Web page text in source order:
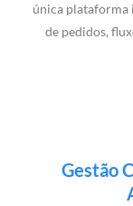
única
de pedidos,
Gestão